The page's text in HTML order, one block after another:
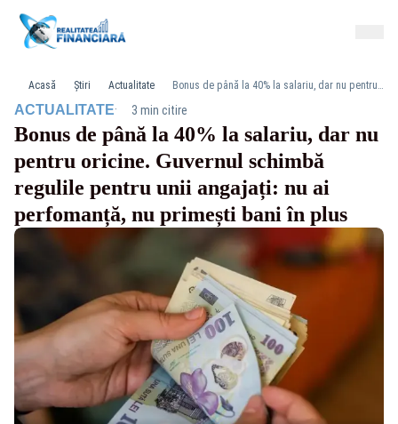
Acasă Știri Actualitate Bonus de până la 40% la salariu, dar nu pentru oricine. Guvernul schimbă regulile pentru unii angajați: nu ai perfomanță, nu primești bani în plus
ACTUALITATE· 3 min citire
Bonus de până la 40% la salariu, dar nu
pentru oricine. Guvernul schimbă
regulile pentru unii angajați: nu ai
perfomanță, nu primești bani în plus